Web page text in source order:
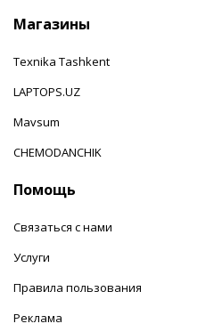
Магазины
Texnika Tashkent
LAPTOPS.UZ
Mavsum
CHEMODANCHIK
Помощь
Связаться с нами
Услуги
Правила пользования
Реклама